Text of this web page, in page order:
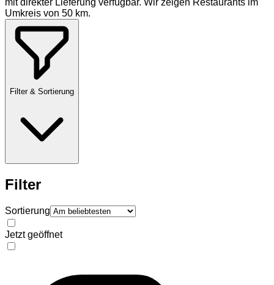
Umkreis von 50 km.
Filter & Sortierung
Filter
Sortierung
Jetzt geöffnet